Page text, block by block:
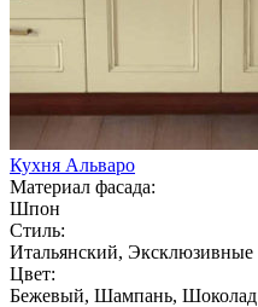
Кухня Альваро
Материал фасада:
Шпон
Стиль:
Итальянский, Эксклюзивные
Цвет:
Бежевый, Шампань, Шоколад